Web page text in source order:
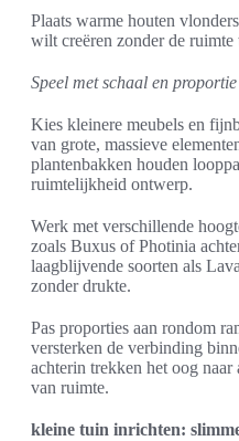
Plaats warme houten
wilt creëren zonder de ruimte
Speel met schaal en proportie
Kies kleinere meubels en
van grote, massieve
plantenbakken houden
ruimtelijkheid ontwerp.
Werk met verschillende
zoals Buxus of Photinia
laagblijvende soorten als
zonder drukte.
Pas proporties aan rondom
versterken de verbinding
achterin trekken het oog naar
van ruimte.
kleine tuin inrichten: